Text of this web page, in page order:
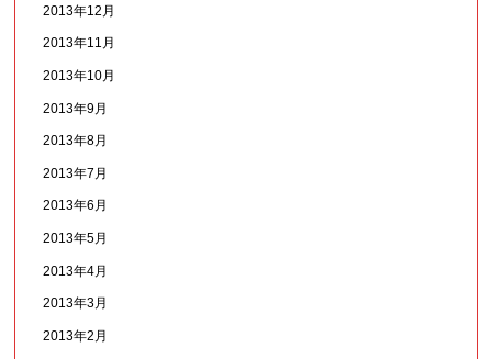
2013年12月
2013年11月
2013年10月
2013年9月
2013年8月
2013年7月
2013年6月
2013年5月
2013年4月
2013年3月
2013年2月